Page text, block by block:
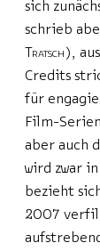
sich
schrieb
Tratsch),
Credits
für
Film-
aber auch
wird zwar
bezieht
2007